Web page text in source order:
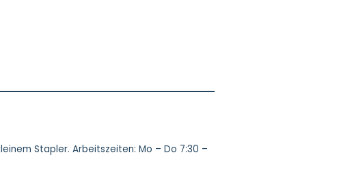
Stapler. Arbeitszeiten: Mo – Do 7:30 –